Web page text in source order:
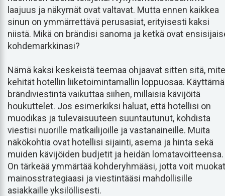
laajuus ja näkymät ovat valtavat. Mutta ennen kaikkea
sinun on ymmärrettävä perusasiat, erityisesti kaksi
niistä. Mikä on brändisi sanoma ja ketkä ovat
kohdemarkkinasi?
Nämä kaksi keskeistä teemaa ohjaavat sitten sitä,
kehität hotellin liiketoimintamallin loppuosaa.
brändiviestintä vaikuttaa siihen, millaisia kävijöitä
houkuttelet. Jos esimerkiksi haluat, että hotellisi on
muodikas ja tulevaisuuteen suuntautunut, kohdista
viestisi nuorille matkailijoille ja vastanaineille. Muita
näkökohtia ovat hotellisi sijainti, asema ja hinta sekä
muiden kävijöiden budjetit ja heidän lomatavoitteensa.
On tärkeää ymmärtää kohderyhmääsi, jotta voit
mainosstrategiaasi ja viestintääsi mahdollisille
asiakkaille yksilöllisesti.